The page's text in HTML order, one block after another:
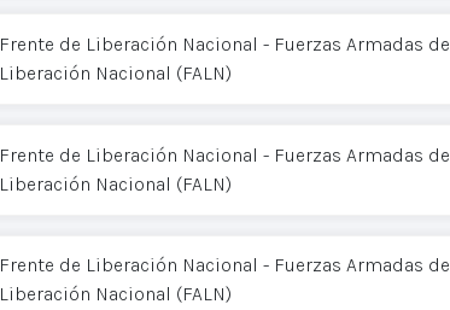
Frente de Liberación Nacional - Fuerzas Armadas de
Liberación Nacional (FALN)
Frente de Liberación Nacional - Fuerzas Armadas de
Liberación Nacional (FALN)
Frente de Liberación Nacional - Fuerzas Armadas de
Liberación Nacional (FALN)